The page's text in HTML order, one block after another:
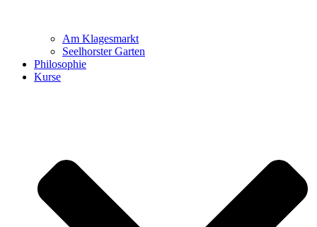
Am Klagesmarkt
Seelhorster Garten
Philosophie
Kurse